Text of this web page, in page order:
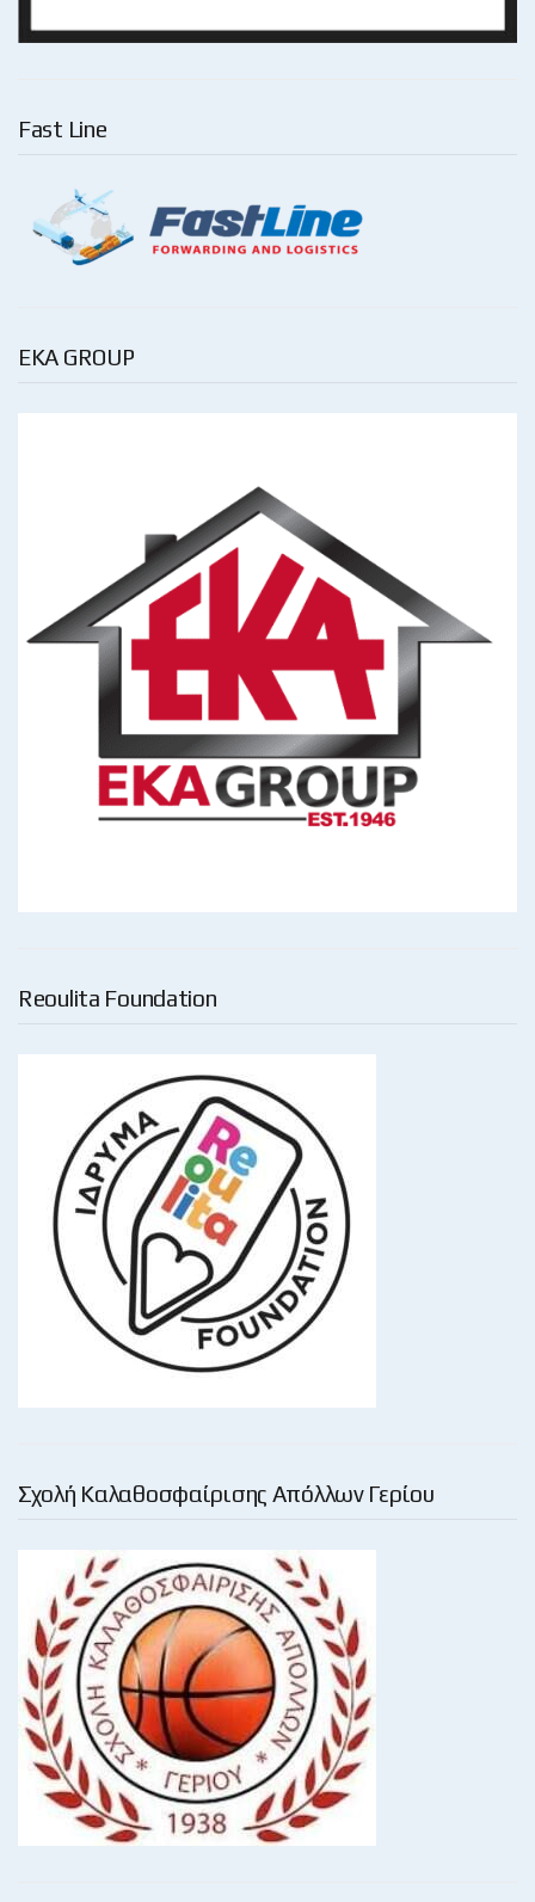
Fast Line
EKA GROUP
Reoulita Foundation
Σχολή Καλαθοσφαίρισης Απόλλων Γερίου